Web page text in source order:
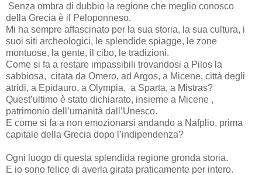
Senza ombra di dubbio la regione che meglio conosco
della Grecia è il Peloponneso.
Mi ha sempre affascinato per la sua storia, la sua cultura, i
suoi siti archeologici, le splendide spiagge, le zone
montuose, la gente, il cibo, le tradizioni.
Come si fa a restare impassibili trovandosi a Pilos la
sabbiosa, citata da Omero, ad Argos, a Micene, città degli
atridi, a Epidauro, a Olympia, a Sparta, a Mistras?
Quest’ultimo è stato dichiarato, insieme a Micene ,
patrimonio dell’umanità dall’Unesco.
E come si fa a non emozionarsi andando a Nafplio, prima
capitale della Grecia dopo l’indipendenza?
Ogni luogo di questa splendida regione gronda storia.
E io sono felice di averla girata praticamente per intero.